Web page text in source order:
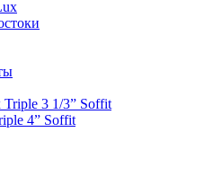
Triple 3 1/3” Soffit
4” Soffit